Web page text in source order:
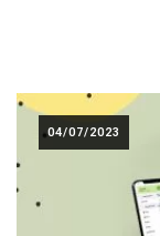
04/07/2023